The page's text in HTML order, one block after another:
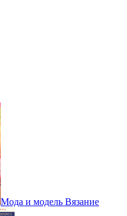
Мода и модель Вязание